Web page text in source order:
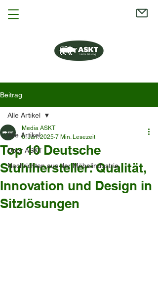
Beitrag
Alle Artikel
Über ASKT
Nachrichten aus der Möbelindustrie
Alle Artikel
Top 10 Deutsche
Stuhlhersteller: Qualität,
Innovation und Design in
Sitzlösungen
Media ASKT
6. Jan. 2025 7 Min. Lesezeit